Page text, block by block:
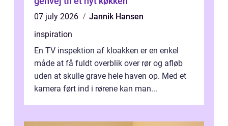
07 july 2026
Jannik Hansen
inspiration
En TV inspektion af kloakken er en enkel
måde at få fuldt overblik over rør og afløb
uden at skulle grave hele haven op. Med et
kamera ført ind i rørene kan man...